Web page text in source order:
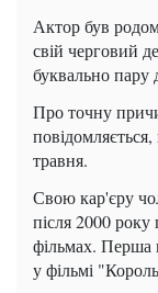
Актор був родом
свій черговий
буквально пару
Про точну
травня.
Свою кар'єру
після 2000 року
фільмах. Перша
у фільмі